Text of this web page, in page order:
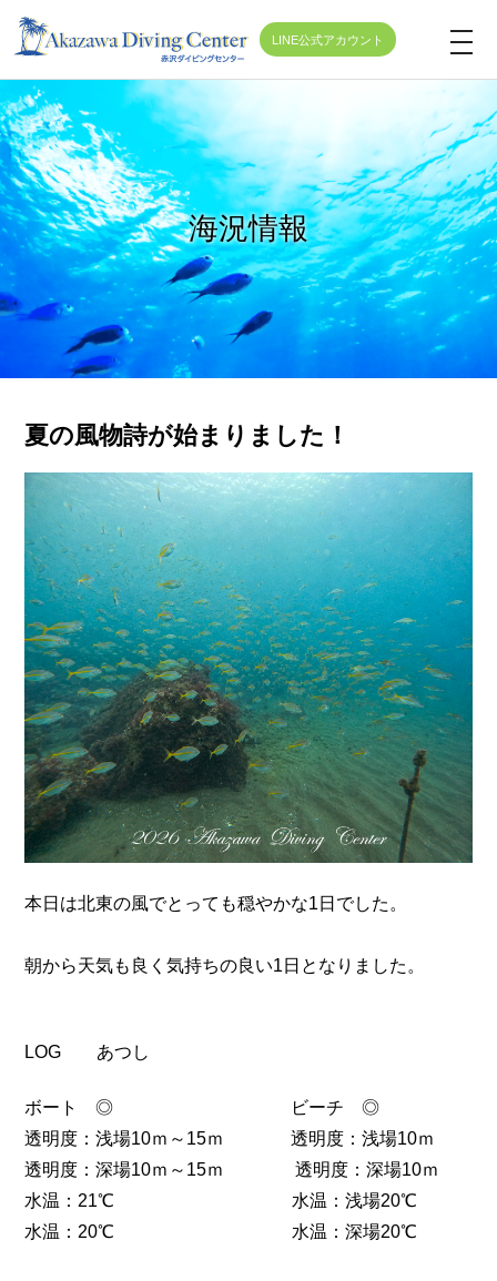
LINE公式アカウント
t
o
g
e
n
a
v
o
n
海況情報
夏の風物詩が始まりました！
本日は北東の風でとっても穏やかな1日でした。
朝から天気も良く気持ちの良い1日となりました。
LOG あつし
ボート ◎ ビーチ ◎
透明度：浅場10ｍ～15ｍ 透明度：浅場10ｍ
透明度：深場10ｍ～15ｍ 透明度：深場10ｍ
水温：21℃ 水温：浅場20℃
水温：20℃ 水温：深場20℃